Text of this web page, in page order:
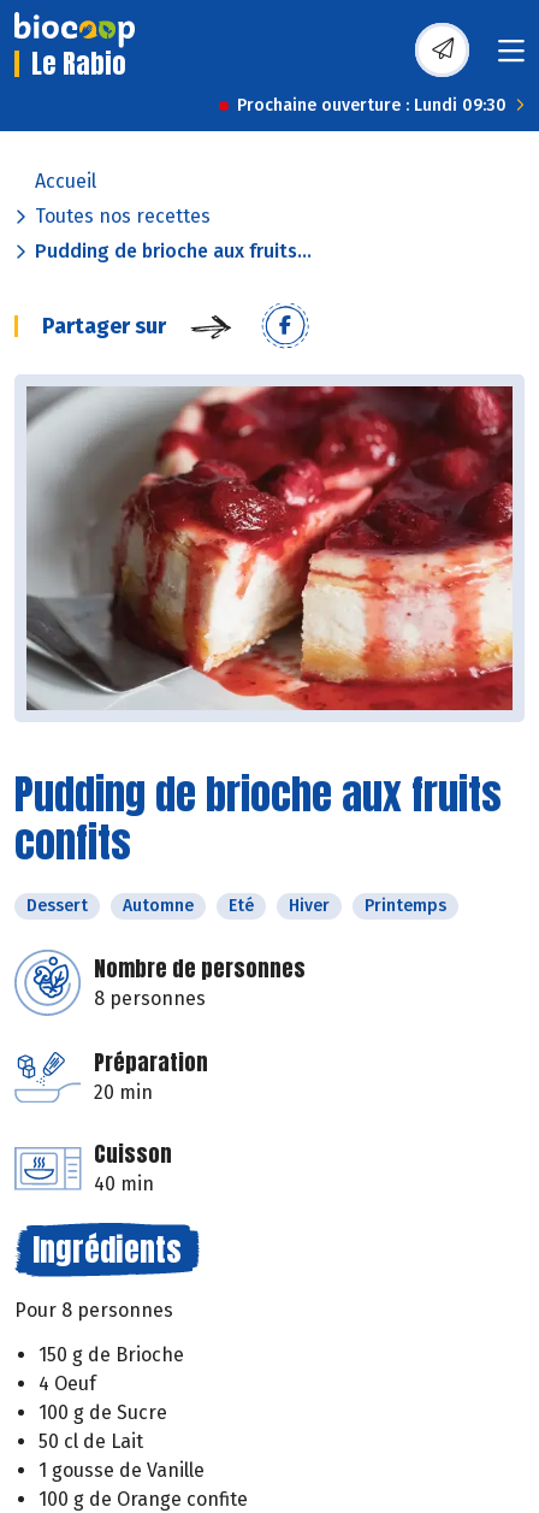
Le Rabio
Prochaine ouverture : Lundi 09:30
Accueil
Toutes nos recettes
Pudding de brioche aux fruits...
Partager sur
Pudding de brioche aux fruits
confits
Dessert Automne Eté Hiver Printemps
Nombre de personnes
8 personnes
Préparation
20 min
Cuisson
40 min
Ingrédients
Pour 8 personnes
150 g de Brioche
4 Oeuf
100 g de Sucre
50 cl de Lait
1 gousse de Vanille
100 g de Orange confite